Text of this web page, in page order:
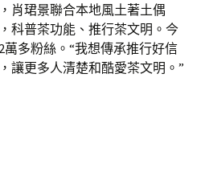
肖珺景聯合本地風土著土偶
科普茶功能、推行茶文明。今
多粉絲。“我想傳承推行好信
讓更多人清楚和酷愛茶文明。”